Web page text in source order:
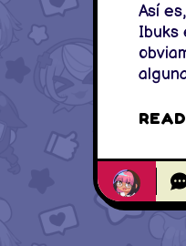
Así
Ibuks